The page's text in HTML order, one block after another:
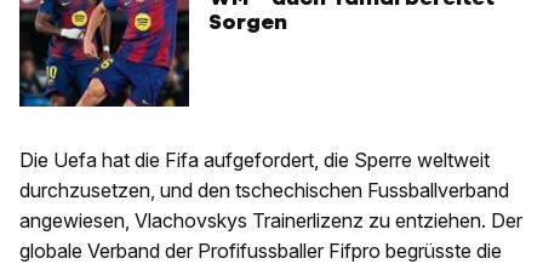
Sorgen
Die Uefa hat die Fifa aufgefordert, die Sperre weltweit
durchzusetzen, und den tschechischen Fussballverband
angewiesen, Vlachovskys Trainerlizenz zu entziehen. Der
globale Verband der Profifussballer Fifpro begrüsste die